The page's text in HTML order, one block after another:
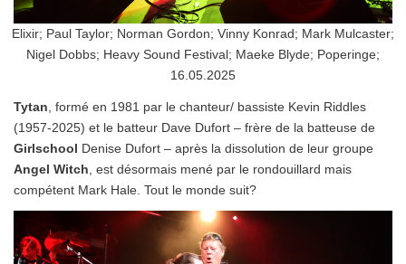
Elixir; Paul Taylor; Norman Gordon; Vinny Konrad; Mark Mulcaster;
Nigel Dobbs; Heavy Sound Festival; Maeke Blyde; Poperinge;
16.05.2025
Tytan , formé en 1981 par le chanteur/ bassiste Kevin Riddles
(1957-2025) et le batteur Dave Dufort – frère de la batteuse de
Girlschool Denise Dufort – après la dissolution de leur groupe
Angel Witch , est désormais mené par le rondouillard mais
compétent Mark Hale. Tout le monde suit?